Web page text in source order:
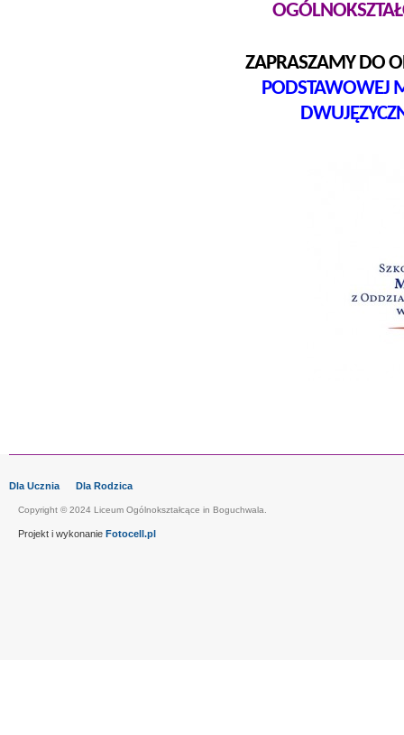
ZAPRASZAMY DO
PODSTAWOWEJ
Dla Ucznia Dla Rodzica
Copyright © 2024 Liceum Ogólnokształcące in Boguchwala.
Projekt i wykonanie Fotocell.pl